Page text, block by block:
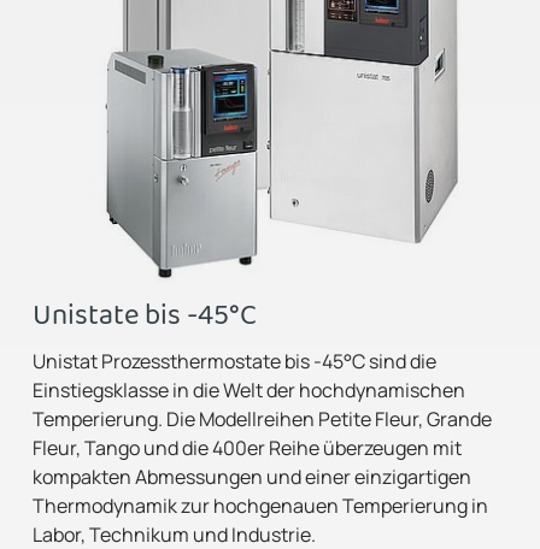
Unistate bis -45°C
Unistat Prozessthermostate bis -45°C sind die
Einstiegsklasse in die Welt der hochdynamischen
Temperierung. Die Modellreihen Petite Fleur, Grande
Fleur, Tango und die 400er Reihe überzeugen mit
kompakten Abmessungen und einer einzigartigen
Thermodynamik zur hochgenauen Temperierung in
Labor, Technikum und Industrie.